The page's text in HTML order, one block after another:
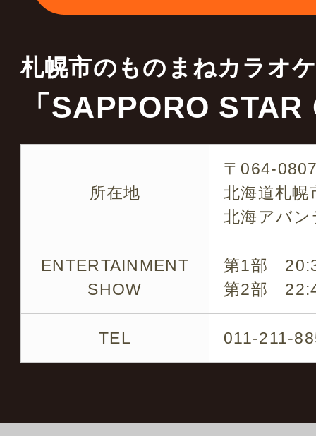
2023年01月17日
当店はキャスティング
全国各地 ものまね・お
各タレントのキャステ
企業パーティー・結婚
の周年など
※ 是非お気軽にお問い
キャスティング実績の一
札幌市のものまねカラオ
「SAPPORO
所在地
〒064-
北海道札幌
北海アバ
ENTERTAINMENT
SHOW
第1部
第2部
TEL 011-211-